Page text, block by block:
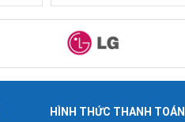
HÌNH THỨC THANH TOÁN